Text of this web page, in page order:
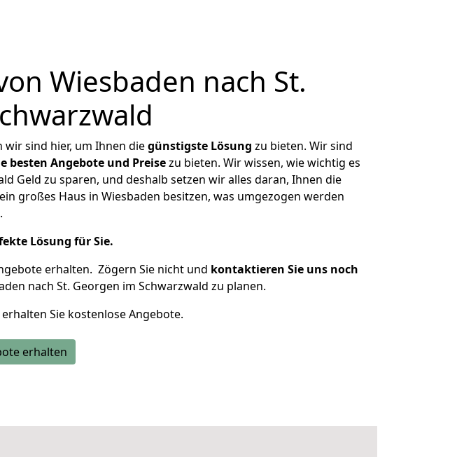
Wiesbaden nach St.
sind hier, um Ihnen diegünstigste Lösung zu bieten. Wir sind
besten Angebote und Preisezu bieten. Wir wissen, wie wichtig es
Geld zu sparen, und deshalb setzen wir alles daran, Ihnen die
großes Haus in Wiesbaden besitzen, was umgezogen werden
Lösung für Sie.
erhalten. Zögern Sie nicht und kontaktieren Sie uns noch
nach St. Georgen im Schwarzwald zu planen.
Sie kostenlose Angebote.
erhalten